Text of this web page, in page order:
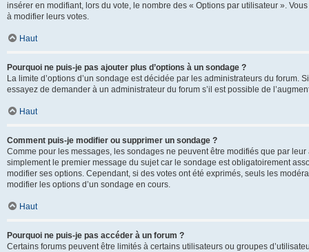
insérer en modifiant, lors du vote, le nombre des « Options par utilisateur ».
à modifier leurs votes.
Haut
Pourquoi ne puis-je pas ajouter plus d’options à un sondage ?
La limite d’options d’un sondage est décidée par les administrateurs du
essayez de demander à un administrateur du forum s’il est possible de
Haut
Comment puis-je modifier ou supprimer un sondage ?
Comme pour les messages, les sondages ne peuvent être modifiés que par
simplement le premier message du sujet car le sondage est obligatoirement
modifier ses options. Cependant, si des votes ont été exprimés, seuls les
modifier les options d’un sondage en cours.
Haut
Pourquoi ne puis-je pas accéder à un forum ?
Certains forums peuvent être limités à certains utilisateurs ou groupes